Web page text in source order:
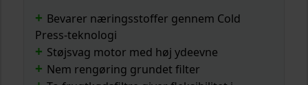
Bevarer næringsstoffer gennem Cold
Press-teknologi
Støjsvag motor med høj ydeevne
Nem rengøring grundet filter